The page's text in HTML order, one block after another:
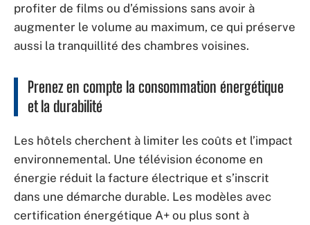
profiter de films ou d’émissions sans avoir à
augmenter le volume au maximum, ce qui préserve
aussi la tranquillité des chambres voisines.
Prenez en compte la consommation énergétique
et la durabilité
Les hôtels cherchent à limiter les coûts et l’impact
environnemental. Une télévision économe en
énergie réduit la facture électrique et s’inscrit
dans une démarche durable. Les modèles avec
certification énergétique A+ ou plus sont à